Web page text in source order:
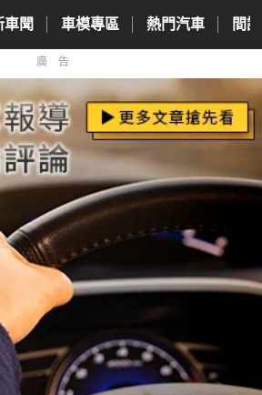
車聞 車模專區 熱門汽車 間
廣告